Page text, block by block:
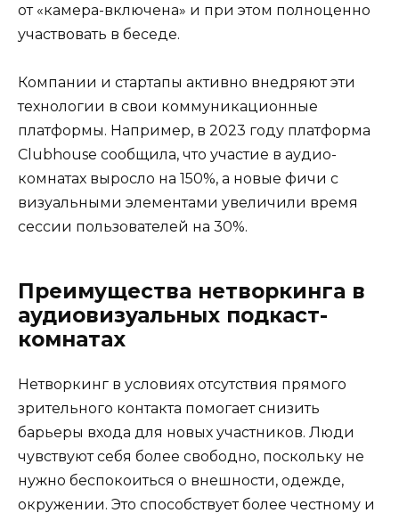
от «камера-включена» и при этом полноценно
участвовать в беседе.
Компании и стартапы активно внедряют эти
технологии в свои коммуникационные
платформы. Например, в 2023 году платформа
Clubhouse сообщила, что участие в аудио-
комнатах выросло на 150%, а новые фичи с
визуальными элементами увеличили время
сессии пользователей на 30%.
Преимущества нетворкинга в
аудиовизуальных подкаст-
комнатах
Нетворкинг в условиях отсутствия прямого
зрительного контакта помогает снизить
барьеры входа для новых участников. Люди
чувствуют себя более свободно, поскольку не
нужно беспокоиться о внешности, одежде,
окружении. Это способствует более честному и